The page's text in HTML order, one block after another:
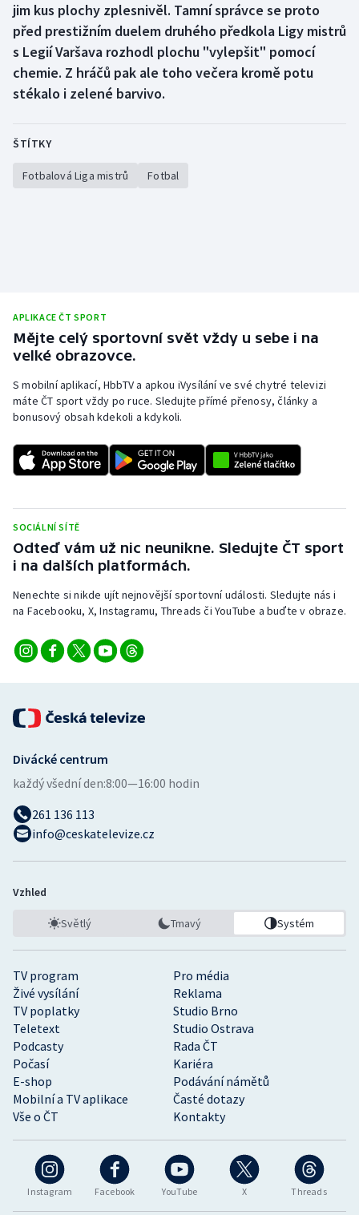
Dostihy
Florbal
Futsal
Golf
Gymnastika
Krasobruslení
Lyže a snowboard
Moderní pětiboj
Olympijské hry
Parasport
Plavání
Plážový volejbal
Rychlobruslení
Rychlostní kanoistika
Short track
Sportovní střelba
Vodní slalom
Volejbal
Ostatní
jim kus plochy zplesnivěl. Tamní správce se proto
před prestižním duelem druhého předkola Ligy mistrů
s Legií Varšava rozhodl plochu "vylepšit" pomocí
chemie. Z hráčů pak ale toho večera kromě potu
stékalo i zelené barvivo.
ŠTÍTKY
Fotbalová Liga mistrů Fotbal
APLIKACE ČT SPORT
Mějte celý sportovní svět vždy u sebe i na
velké obrazovce.
S mobilní aplikací, HbbTV a apkou iVysílání ve své chytré televizi
máte ČT sport vždy po ruce. Sledujte přímé přenosy, články a
bonusový obsah kdekoli a kdykoli.
SOCIÁLNÍ SÍTĚ
Odteď vám už nic neunikne. Sledujte ČT sport
i na dalších platformách.
Nenechte si nikde ujít nejnovější sportovní události. Sledujte nás i
na Facebooku, X, Instagramu, Threads či YouTube a buďte v obraze.
Instagram Facebook YouTube X Threads
TV program
Pro média
Živé vysílání
Reklama
TV poplatky
Studio Brno
Teletext
Studio Ostrava
Podcasty
Rada ČT
Počasí
Kariéra
E-shop
Podávání námětů
Mobilní a TV aplikace
Časté dotazy
Vše o ČT
Kontakty
Divácké centrum
každý všední den:8:00—16:00 hodin
261 136 113
info@ceskatelevize.cz
Vzhled
Světlý Tmavý Systém